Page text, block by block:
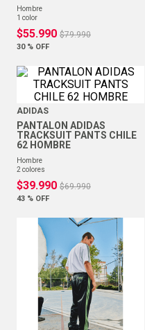
hombre
1 color
$55.990 $79.990
30 % OFF
ADIDAS
PANTALON ADIDAS
TRACKSUIT PANTS CHILE
62 HOMBRE
hombre
2 colores
$39.990 $69.990
43 % OFF